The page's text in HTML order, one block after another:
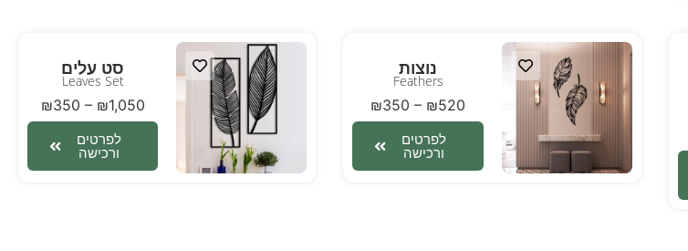
נוצות
Feathers
₪350 – ₪520
לפרטים
ורכישה
סט עלים
Leaves Set
₪350 – ₪1,050
לפרטים
ורכישה